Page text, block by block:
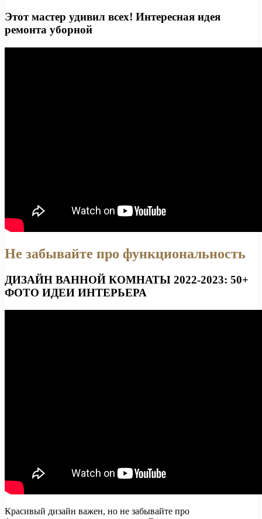
Этот мастер удивил всех! Интересная идея
ремонта уборной
Не забывайте про функциональность
ДИЗАЙН ВАННОЙ КОМНАТЫ 2022-2023: 50+
ФОТО ИДЕИ ИНТЕРЬЕРА
Красивый дизайн важен, но не забывайте про